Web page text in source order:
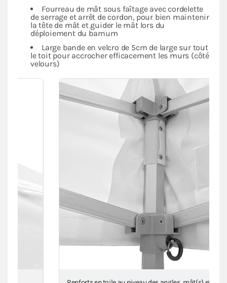
Fourreau de mât sous faîtage avec cordelette
de serrage et arrêt de cordon, pour bien maintenir
la tête de mât et guider le mât lors du
déploiement du barnum
Large bande en velcro de 5cm de large sur tout
le toit pour accrocher efficacement les murs (côté
velours)